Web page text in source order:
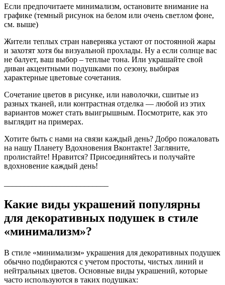
Если предпочитаете минимализм, остановите внимание на
графике (темный рисунок на белом или очень светлом фоне,
см. выше)
Жители теплых стран наверняка устают от постоянной жары
и захотят хотя бы визуальной прохлады. Ну а если солнце вас
не балует, ваш выбор – теплые тона. Или украшайте свой
диван акцентными подушками по сезону, выбирая
характерные цветовые сочетания.
Сочетание цветов в рисунке, или наволочки, сшитые из
разных тканей, или контрастная отделка — любой из этих
вариантов может стать выигрышным. Посмотрите, как это
выглядит на примерах.
Хотите быть с нами на связи каждый день? Добро пожаловать
на нашу Планету Вдохновения Вконтакте! Загляните,
пролистайте! Нравится? Присоединяйтесь и получайте
вдохновение каждый день!
Какие виды украшений популярны
для декоративных подушек в стиле
«минимализм»?
В стиле «минимализм» украшения для декоративных подушек
обычно подбираются с учетом простоты, чистых линий и
нейтральных цветов. Основные виды украшений, которые
часто используются в таких подушках: